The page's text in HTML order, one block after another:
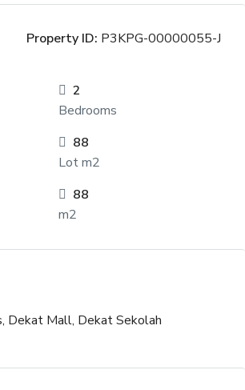
Property ID: P3KPG-00000055-J
2
Bedrooms
88
Lot m2
88
m2
Dekat Mall, Dekat Sekolah